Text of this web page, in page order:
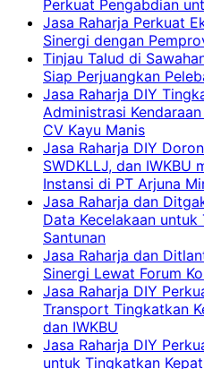
Perkuat Pengabdian
Jasa Raharja Perkuat
Sinergi dengan
Tinjau Talud di
Siap Perjuangkan
Jasa Raharja DIY
Administrasi
CV Kayu Manis
Jasa Raharja DIY
SWDKLLJ, dan IWKBU
Instansi di PT Arjuna
Jasa Raharja dan
Data Kecelakaan
Santunan
Jasa Raharja dan
Sinergi Lewat Forum
Jasa Raharja DIY
Transport Tingkatkan
dan IWKBU
Jasa Raharja DIY
untuk Tingkatkan